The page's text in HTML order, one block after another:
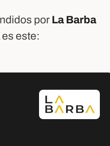
por La Barba
es este: